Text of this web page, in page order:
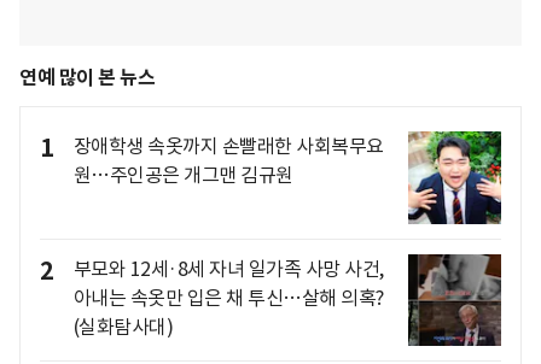
연예 많이 본 뉴스
1
장애학생 속옷까지 손빨래한 사회복무요
원…주인공은 개그맨 김규원
2
부모와 12세·8세 자녀 일가족 사망 사건,
아내는 속옷만 입은 채 투신…살해 의혹?
(실화탐사대)